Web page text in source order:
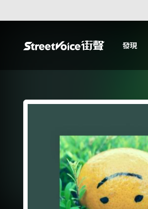
發現